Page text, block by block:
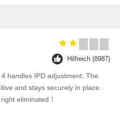
Hilfreich (8987)
handles IPD adjustment. The
and stays securely in place.
eliminated！